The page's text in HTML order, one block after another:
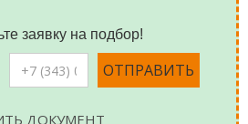
заявку на подбор!
ДОКУМЕНТ